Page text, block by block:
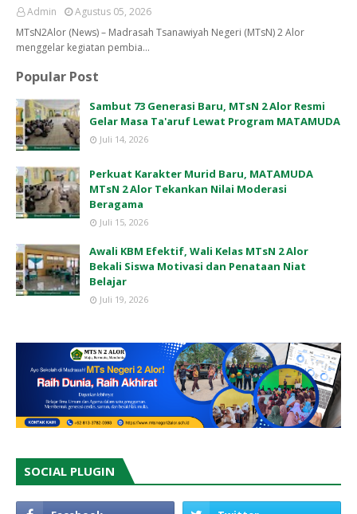
Admin
Agustus 05, 2026
MTsN2Alor (News) – Madrasah Tsanawiyah Negeri (MTsN) 2 Alor
menggelar kegiatan pembia…
Popular Post
Sambut 73 Generasi Baru, MTsN 2 Alor Resmi
Gelar Masa Ta'aruf Lewat Program MATAMUDA
Juli 14, 2026
Perkuat Karakter Murid Baru, MATAMUDA
MTsN 2 Alor Tekankan Nilai Moderasi
Beragama
Juli 15, 2026
Awali KBM Efektif, Wali Kelas MTsN 2 Alor
Bekali Siswa Motivasi dan Penataan Niat
Belajar
Juli 19, 2026
SOCIAL PLUGIN